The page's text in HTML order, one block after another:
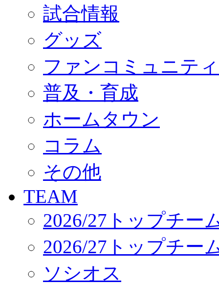
GOODS
オフィシャルストア（実店舗）
オンラインストア
ACADEMY
アカデミーについて
コーチ&スタッフ
ジュニア
ジュニアユース
ユース
練習拠点（ナラディーア）
SCHOOL
CLUB
パートナー募集
クラブ理念
サステナビリティ
Web制作支援
応援プロジェクト
試合情報
グッズ
ファンコミュニティ
普及・育成
ホームタウン
コラム
その他
TEAM
2026/27トップチー
2026/27トップチー
ソシオス